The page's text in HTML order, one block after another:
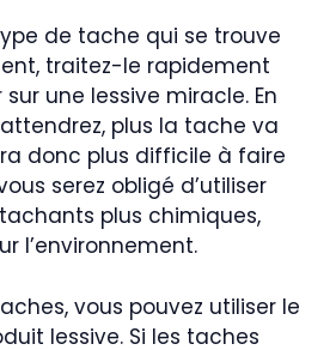
de tache qui se trouve
traitez-le rapidement
une lessive miracle. En
plus la tache va
donc plus difficile à faire
serez obligé d’utiliser
plus chimiques,
l’environnement.
vous pouvez utiliser le
lessive. Si les taches